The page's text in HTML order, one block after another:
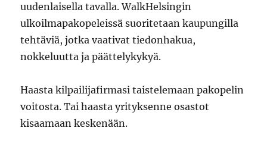
uudenlaisella tavalla. WalkHelsingin
ulkoilmapakopeleissä suoritetaan kaupungilla
tehtäviä, jotka vaativat tiedonhakua,
nokkeluutta ja päättelykykyä.
Haasta kilpailijafirmasi taistelemaan pakopelin
voitosta. Tai haasta yrityksenne osastot
kisaamaan keskenään.